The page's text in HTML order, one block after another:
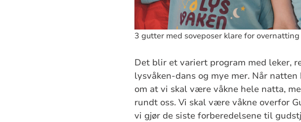
3 gutter med soveposer klare for
Det blir et variert program med leker,
lysvåken-dans og mye mer. Når
om at vi skal være våkne hele natta,
rundt oss. Vi skal være våkne overfor
vi gjør de siste forberedelsene til